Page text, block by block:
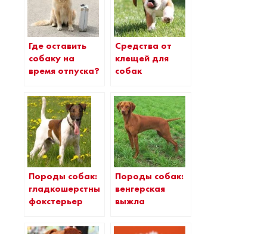
Где оставить
собаку на
время отпуска?
Средства от
клещей для
собак
Породы собак:
гладкошерстный
фокстерьер
Породы собак:
венгерская
выжла